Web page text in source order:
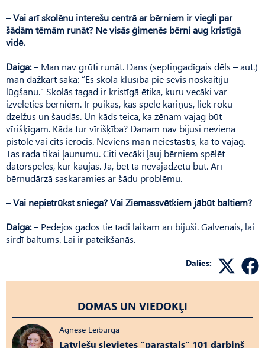
– Vai arī skolēnu interešu centrā ar bērniem ir viegli par
šādām tēmām runāt? Ne visās ģimenēs bērni aug kristīgā
vidē.
Daiga:– Man nav grūti runāt. Dans (septiņgadīgais dēls – aut.)
man dažkārt saka: “Es skolā klusībā pie sevis noskaitīju
lūgšanu.” Skolās tagad ir kristīgā ētika, kuru vecāki var
izvēlēties bērniem. Ir puikas, kas spēlē kariņus, liek roku
dzelžus un šaudās. Un kāds teica, ka zēnam vajag būt
vīrišķīgam. Kāda tur vīrišķība? Danam nav bijusi neviena
pistole vai cits ierocis. Neviens man neiestāstīs, ka to vajag.
Tas rada tikai ļaunumu. Citi vecāki ļauj bērniem spēlēt
datorspēles, kur kaujas. Jā, bet tā nevajadzētu būt. Arī
bērnudārzā saskaramies ar šādu problēmu.
– Vai nepietrūkst sniega? Vai Ziemassvētkiem jābūt baltiem?
Daiga:– Pēdējos gados tie tādi laikam arī bijuši. Galvenais, lai
sirdī baltums. Lai ir pateikšanās.
Dalies:
DOMAS UN VIEDOKĻI
Agnese Leiburga
Latviešu sievietes “parastais” 101 darbiņš